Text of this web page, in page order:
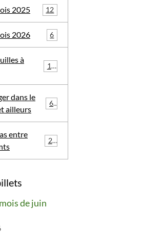
2025 12
2026 6
à
19
dans le
ailleurs
68
entre
29
de juin